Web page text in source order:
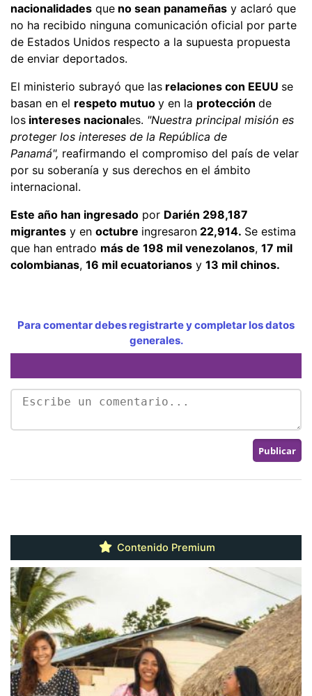
nacionalidades que no sean panameñas y aclaró que
no ha recibido ninguna comunicación oficial por parte
de Estados Unidos respecto a la supuesta propuesta
de enviar deportados.
El ministerio subrayó que las relaciones con EEUU se
basan en el respeto mutuo y en la protección de
los intereses nacionales. "Nuestra principal misión es
proteger los intereses de la República de
Panamá", reafirmando el compromiso del país de velar
por su soberanía y sus derechos en el ámbito
internacional.
Este año han ingresado por Darién 298,187
migrantes y en octubre ingresaron 22,914. Se estima
que han entrado más de 198 mil venezolanos, 17 mil
colombianas, 16 mil ecuatorianos y 13 mil chinos.
Para comentar debes registrarte y completar los datos
generales.
Contenido Premium